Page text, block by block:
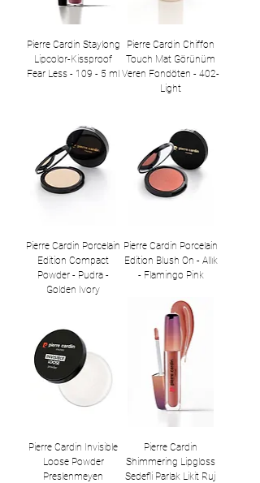
Pierre Cardin Staylong
Lipcolor-Kissproof
Fear Less - 109 - 5 ml
Pierre Cardin Chiffon
Touch Mat Görünüm
Veren Fondöten - 402-
Light
Pierre Cardin Porcelain
Edition Compact
Powder - Pudra -
Golden Ivory
Pierre Cardin Porcelain
Edition Blush On - Allık
- Flamingo Pink
Pierre Cardin Invisible
Loose Powder
Preslenmeyen
Pierre Cardin
Shimmering Lipgloss
Sedefli Parlak Likit Ruj